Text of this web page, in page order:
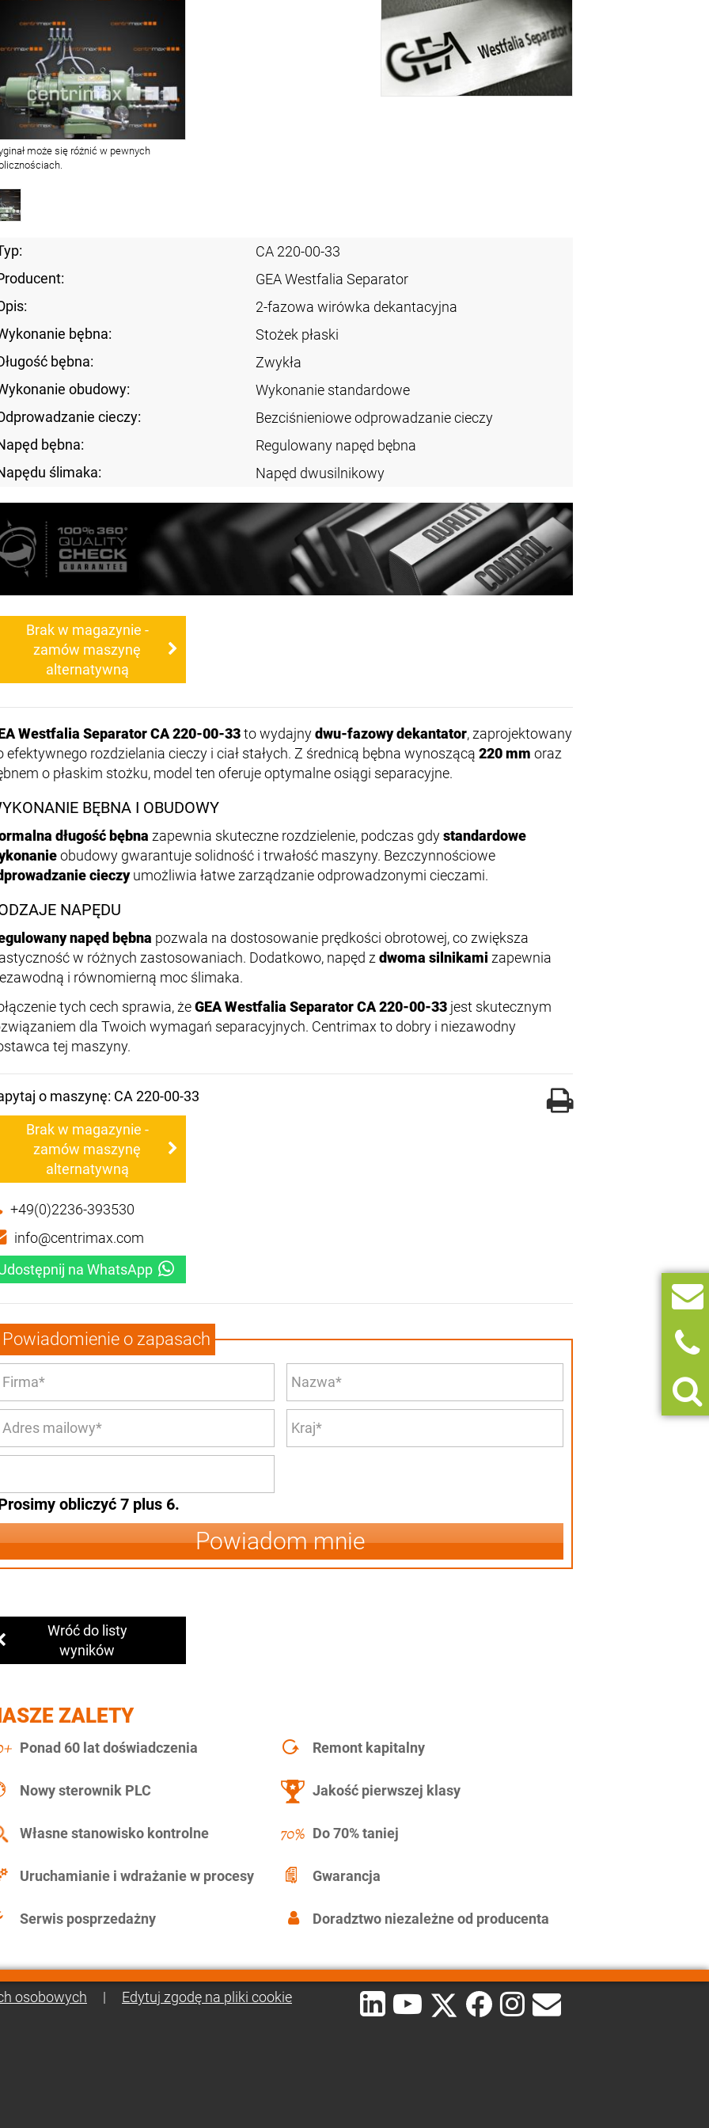
może się różnić w pewnych
CA 220-00-33
GEA Westfalia Separator
2-fazowa wirówka dekantacyjna
bębna:
Stożek płaski
bębna:
Zwykła
obudowy:
Wykonanie standardowe
cieczy:
Bezciśnieniowe odprowadzanie cieczy
bębna:
Regulowany napęd bębna
ślimaka:
Napęd dwusilnikowy
Brak w magazynie -
zamów maszynę
alternatywną
Westfalia Separator CA 220-00-33to wydajnydwu-fazowy dekantator, zaprojektowany
efektywnego rozdzielania cieczy i ciał stałych. Z średnicą bębna wynoszącą 220 mm oraz
o płaskim stożku, model ten oferuje optymalne osiągi separacyjne.
BĘBNA I OBUDOWY
długość bębna zapewnia skuteczne rozdzielenie, podczas gdystandardowe
obudowy gwarantuje solidność i trwałość maszyny. Bezczynnościowe
cieczyumożliwia łatwe zarządzanie odprowadzonymi cieczami.
NAPĘDU
napęd bębna pozwala na dostosowanie prędkości obrotowej, co zwiększa
w różnych zastosowaniach. Dodatkowo, napęd z dwoma silnikami zapewnia
i równomierną moc ślimaka.
tych cech sprawia, żeGEA Westfalia Separator CA 220-00-33 jest skutecznym
dla Twoich wymagań separacyjnych. Centrimax to dobry i niezawodny
tej maszyny.
o maszynę: CA 220-00-33
Brak w magazynie -
zamów maszynę
alternatywną
+49(0)2236-393530
info@centrimax.com
na WhatsApp
Powiadomienie o zapasach
obliczyć 7 plus 6.
Powiadom mnie
Wróć do listy
wyników
ZALETY
Ponad 60 lat doświadczenia Remont kapitalny
Nowy sterownik PLC Jakość pierwszej klasy
Własne stanowisko kontrolne Do 70% taniej
Uruchamianie i wdrażanie w procesy Gwarancja
Serwis posprzedażny Doradztwo niezależne od producenta
osobowych | Edytuj zgodę na pliki cookie